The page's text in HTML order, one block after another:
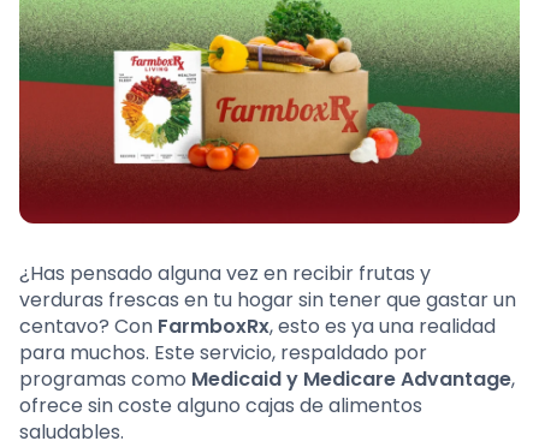
¿Has pensado alguna vez en recibir frutas y
verduras frescas en tu hogar sin tener que gastar un
centavo? Con FarmboxRx, esto es ya una realidad
para muchos. Este servicio, respaldado por
programas como Medicaid y Medicare Advantage,
ofrece sin coste alguno cajas de alimentos
saludables.